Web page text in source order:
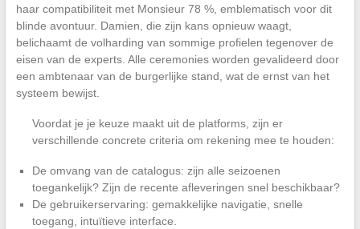
haar compatibiliteit met Monsieur 78 %, emblematisch voor dit
blinde avontuur. Damien, die zijn kans opnieuw waagt,
belichaamt de volharding van sommige profielen tegenover de
eisen van de experts. Alle ceremonies worden gevalideerd door
een ambtenaar van de burgerlijke stand, wat de ernst van het
systeem bewijst.
Voordat je je keuze maakt uit de platforms, zijn er
verschillende concrete criteria om rekening mee te houden:
De omvang van de catalogus: zijn alle seizoenen
toegankelijk? Zijn de recente afleveringen snel beschikbaar?
De gebruikerservaring: gemakkelijke navigatie, snelle
toegang, intuïtieve interface.